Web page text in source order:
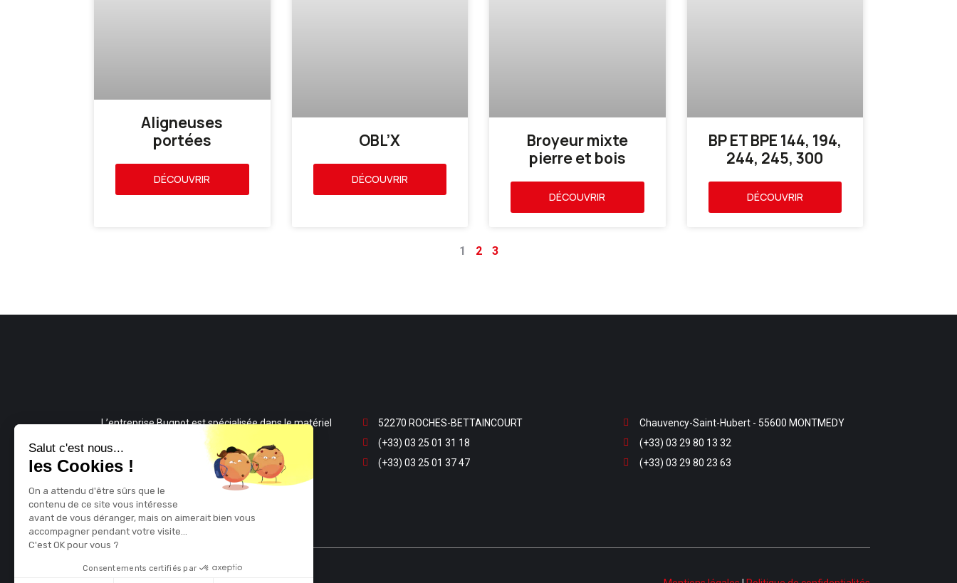
Aligneuses
portées
DÉCOUVRIR
OBL’X
DÉCOUVRIR
Broyeur mixte
pierre et bois
DÉCOUVRIR
BP ET BPE 144, 194,
244, 245, 300
DÉCOUVRIR
1 2 3
L’entreprise Bugnot est spécialisée dans le matériel
agricole depuis 1915 et fabrique du matériel
performant et fiable pour tous vos travaux.
52270 ROCHES-BETTAINCOURT
(+33) 03 25 01 31 18
(+33) 03 25 01 37 47
Chauvency-Saint-Hubert - 55600 MONTMEDY
(+33) 03 29 80 13 32
(+33) 03 29 80 23 63
Salut c'est nous...
les Cookies !
On a attendu d'être sûrs que le
contenu de ce site vous intéresse
avant de vous déranger, mais on aimerait bien vous
accompagner pendant votre visite...
C'est OK pour vous ?
Consentements certifiés par